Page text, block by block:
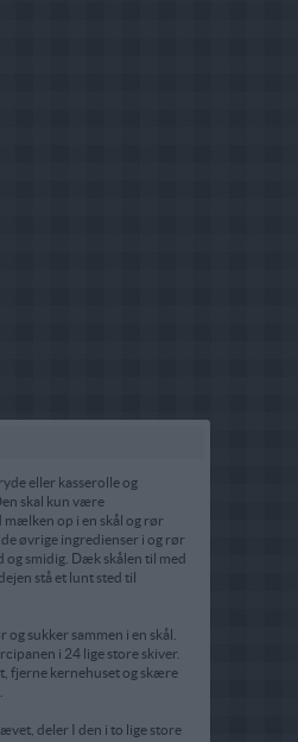
eller kasserolle og
skal kun være
op i en skål og rør
øvrige ingredienser i og rør
smidig. Dæk skålen til med
stå et lunt sted til
og sukker sammen i en skål.
i 24 lige store skiver.
fjerne kernehuset og skære
deler I den i to lige store